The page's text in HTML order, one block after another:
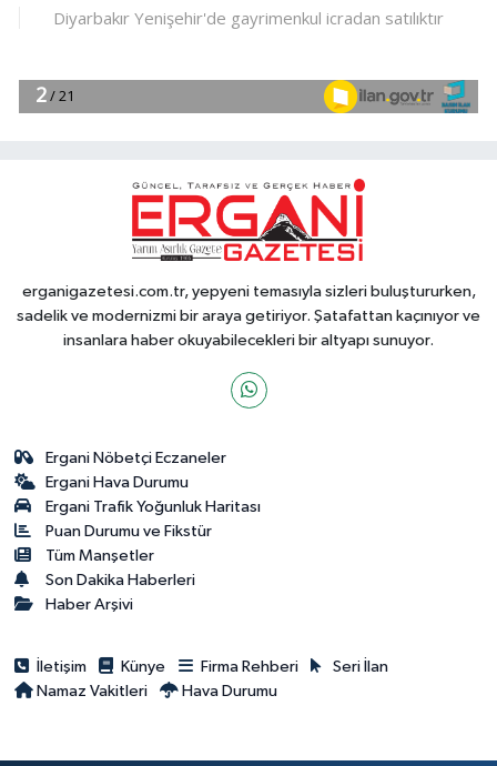
erganigazetesi.com.tr, yepyeni temasıyla sizleri buluştururken,
sadelik ve modernizmi bir araya getiriyor. Şatafattan kaçınıyor ve
insanlara haber okuyabilecekleri bir altyapı sunuyor.
Ergani Nöbetçi Eczaneler
Ergani Hava Durumu
Ergani Trafik Yoğunluk Haritası
Puan Durumu ve Fikstür
Tüm Manşetler
Son Dakika Haberleri
Haber Arşivi
İletişim Künye Firma Rehberi
Seri İlan
Namaz Vakitleri
Hava Durumu